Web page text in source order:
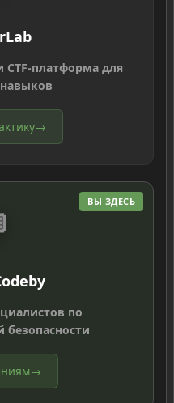
CTF-платформа для
→
ВЫ ЗДЕСЬ
по
→